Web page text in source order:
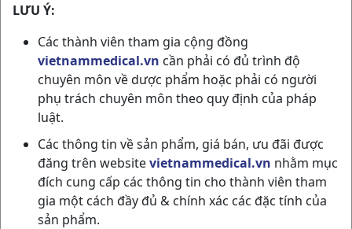
LƯU Ý:
Các thành viên tham gia cộng đồng
vietnammedical.vn cần phải có đủ trình độ
chuyên môn về dược phẩm hoặc phải có người
phụ trách chuyên môn theo quy định của pháp
luật.
Các thông tin về sản phẩm, giá bán, ưu đãi được
đăng trên websitevietnammedical.vn nhằm mục
đích cung cấp các thông tin cho thành viên tham
gia một cách đầy đủ & chính xác các đặc tính của
sản phẩm.